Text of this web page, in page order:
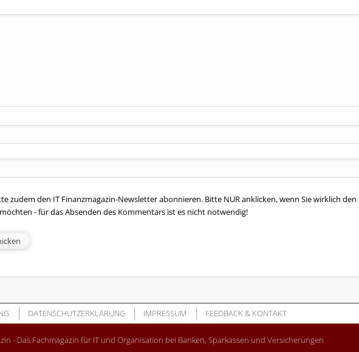
zudem den IT Finanzmagazin-Newsletter abonnieren. Bitte NUR anklicken, wenn Sie wirklich den
- für das Absenden des Kommentars ist es nicht notwendig!
DATENSCHUTZERKLÄRUNG IMPRESSUM FEEDBACK & KONTAKT
- Das Fachmagazin für IT und Organisation bei Banken, Sparkassen und Versicherungen